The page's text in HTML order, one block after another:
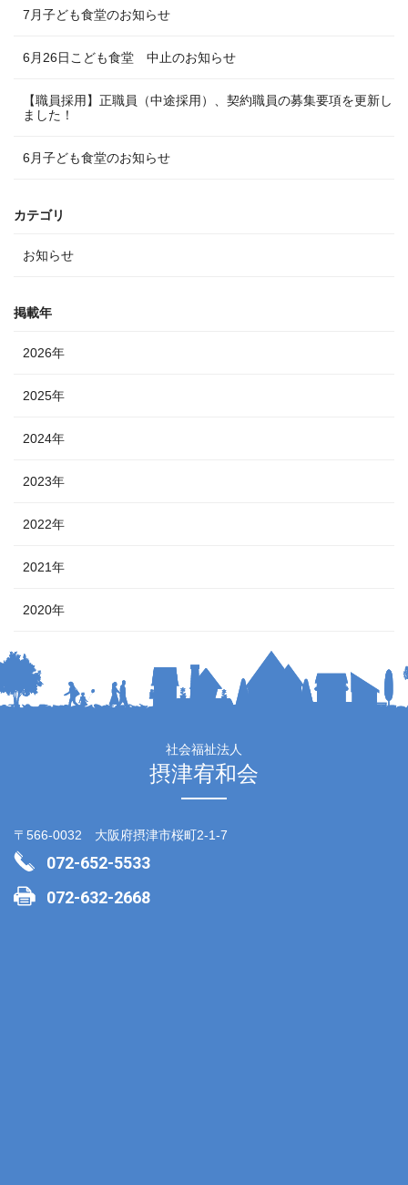
7月子ども食堂のお知らせ
6月26日こども食堂 中止のお知らせ
【職員採用】正職員（中途採用）、契約職員の募集要項を更新し
ました！
6月子ども食堂のお知らせ
カテゴリ
お知らせ
掲載年
2026年
2025年
2024年
2023年
2022年
2021年
2020年
社会福祉法人
摂津宥和会
〒566-0032 大阪府摂津市桜町2-1-7
072-652-5533
072-632-2668